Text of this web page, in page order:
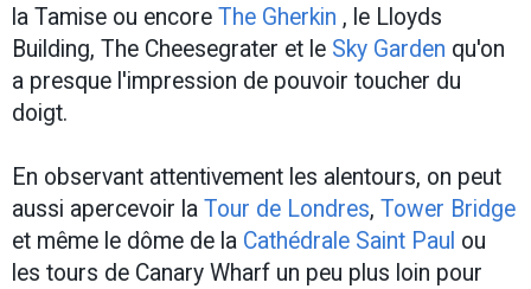
la Tamise ou encore The Gherkin , le Lloyds
Building, The Cheesegrater et le Sky Garden qu'on
a presque l'impression de pouvoir toucher du
doigt.
En observant attentivement les alentours, on peut
aussi apercevoir la Tour de Londres, Tower Bridge
et même le dôme de la Cathédrale Saint Paul ou
les tours de Canary Wharf un peu plus loin pour